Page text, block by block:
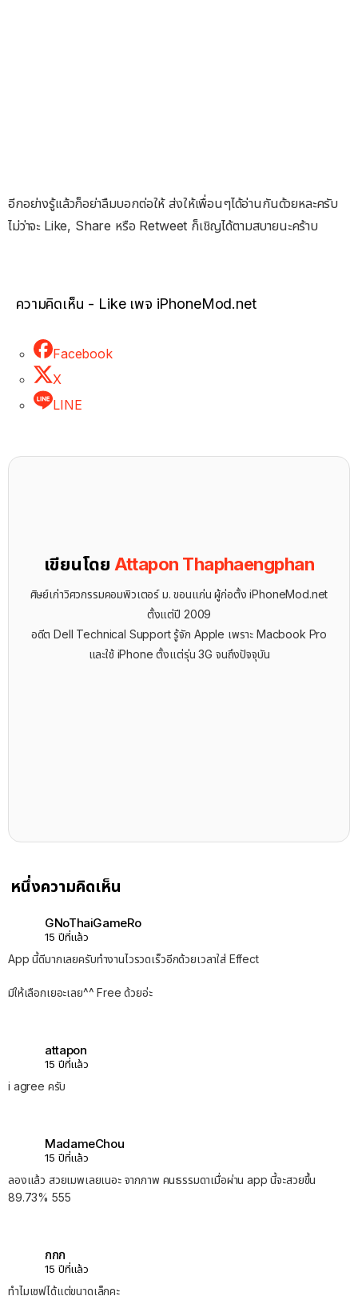
อีกอย่างรู้แล้วก็อย่าลืมบอกต่อให้ ส่งให้เพื่อนๆได้อ่านกันด้วยหละครับ
ไม่ว่าจะ Like, Share หรือ Retweet ก็เชิญได้ตามสบายนะคร้าบ
ความคิดเห็น - Like เพจ iPhoneMod.net
Facebook
X
LINE
เขียนโดย Attapon Thaphaengphan
ศิษย์เก่าวิศวกรรมคอมพิวเตอร์ ม. ขอนแก่น ผู้ก่อตั้ง iPhoneMod.net
ตั้งแต่ปี 2009
อดีต Dell Technical Support รู้จัก ​Apple เพราะ Macbook Pro
และใช้ iPhone ตั้งแต่รุ่น 3G จนถึงปัจจุบัน
หนึ่งความคิดเห็น
GNoThaiGameRo
15 ปีที่แล้ว
App นี้ดีมากเลยครับทำงานไวรวดเร็วอีกด้วยเวลาใส่ Effect
มีให้เลือกเยอะเลย^^ Free ด้วยอ่ะ
attapon
15 ปีที่แล้ว
i agree ครับ
MadameChou
15 ปีที่แล้ว
ลองแล้ว สวยเมพเลยเนอะ จากภาพ คนธรรมดาเมื่อผ่าน app นี้จะสวยขึ้น
89.73% 555
กกก
15 ปีที่แล้ว
ทำไมเซฟได้แต่ขนาดเล็กคะ